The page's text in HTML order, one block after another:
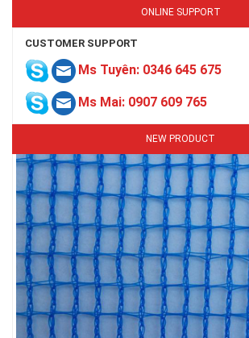
ONLINE SUPPORT
CUSTOMER SUPPORT
Ms Tuyên: 0346 645 675
Ms Mai: 0907 609 765
NEW PRODUCT
LƯỚI NUÔI TRỒNG HẢI SẢN